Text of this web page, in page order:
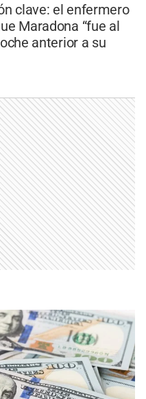
clave: el enfermero
Maradona “fue al
anterior a su